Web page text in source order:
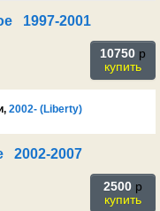
1997-2001
10750 p
купить
2002- (Liberty)
2002-2007
2500 p
купить